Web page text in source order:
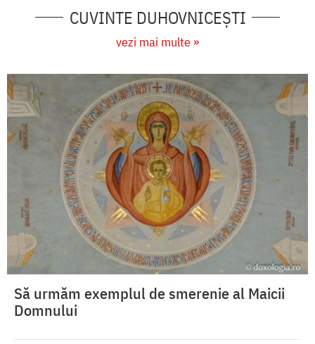
CUVINTE DUHOVNICEȘTI
vezi mai multe »
Să urmăm exemplul de smerenie al Maicii
Domnului